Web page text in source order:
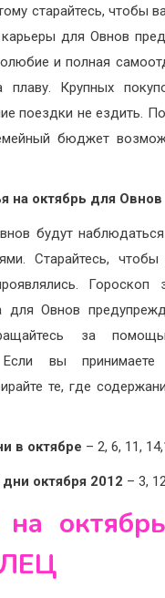
старайтесь, чтобы
для Овнов
и полная
плаву. Крупных
поездки не ездить.
бюджет
на октябрь для Овнов
будут
Старайтесь, чтобы
Гороскоп
для Овнов
за
Если вы принимаете
те, где
в октябре – 2, 6, 11,
октября 2012 – 3,
на